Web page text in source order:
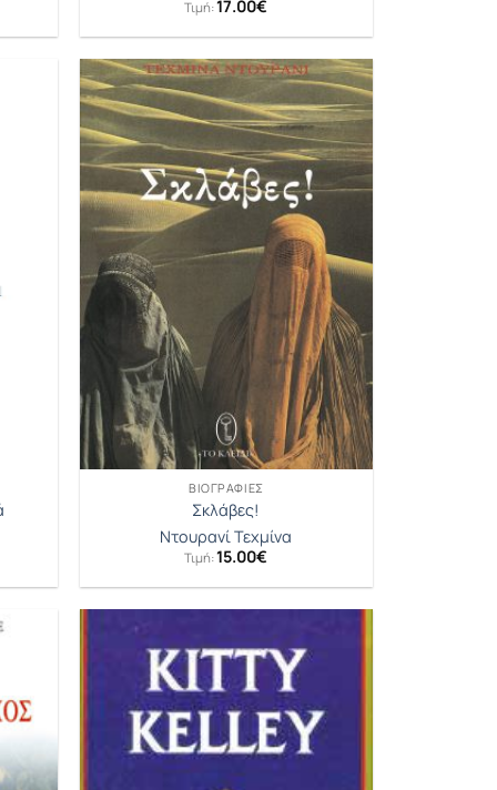
Τιμή:17.00€
ΒΙΟΓΡΑΦΊΕΣ
Σκλάβες!
Ντουρανί Τεχμίνα
Τιμή:15.00€